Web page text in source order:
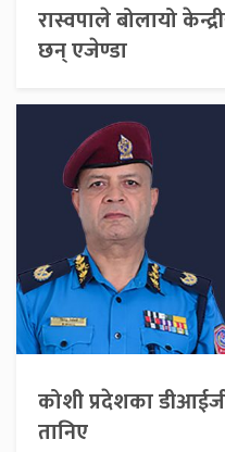
रास्वपाले बोलायो
छन् एजेण्डा
कोशी प्रदेशका
तानिए